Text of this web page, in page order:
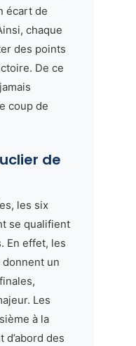
écart de
chaque
des points
De ce
coup de
de
les six
se qualifient
En effet, les
un
Les
à la
des